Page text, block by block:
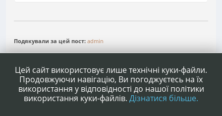
Подякували за цей пост: admin
Цей сайт використовує лише технічні куки-файли.
Продовжуючи навігацію, Ви погоджуєтесь на їх
використання у відповідності до нашої політики
використання куки-файлів. Дізнатися більше.